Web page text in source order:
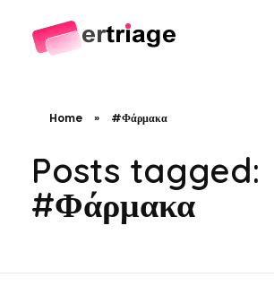
Home » #Φάρμακα
Posts tagged:
#Φάρμακα